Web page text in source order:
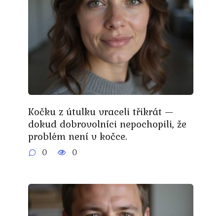
Kočku z útulku vraceli třikrát —
dokud dobrovolníci nepochopili, že
problém není v kočce.
0 0